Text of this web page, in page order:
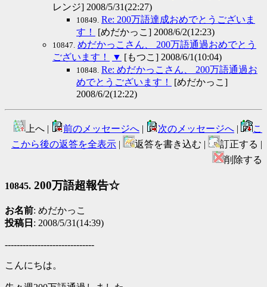
レンジ] 2008/5/31(22:27)
10849. Re: 200万語達成おめでとうございま
す！
[めだかっこ] 2008/6/2(12:23)
10847. めだかっこさん、 200万語通過おめでとう
ございます！
▼ [もつこ] 2008/6/1(10:04)
10848. Re: めだかっこさん、 200万語通過お
めでとうございます！
[めだかっこ]
2008/6/2(12:22)
上へ | 前のメッセージへ | 次のメッセージへ |
こ
こから後の返答を全表示 | 返答を書き込む |
訂正する |
削除する
10845. 200万語超報告☆
お名前: めだかっこ
投稿日 : 2008/5/31(14:39)
------------------------------
こんにちは。